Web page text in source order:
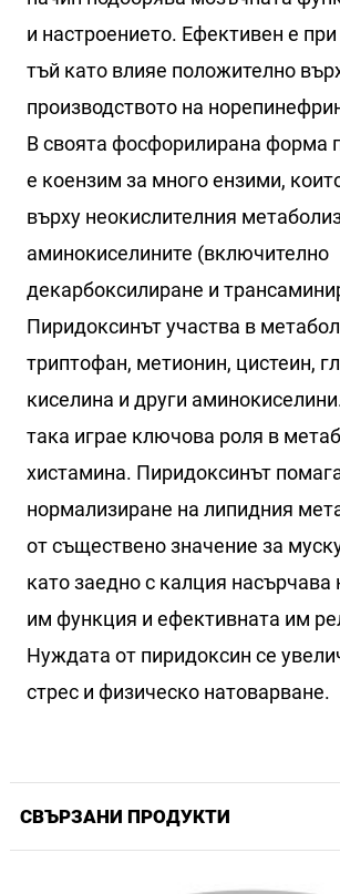
и настроението. Ефективен е
тъй като влияе положително
производството на
В своята фосфорилирана форма
е коензим за много ензими,
върху неокислителния
аминокиселините (включително
декарбоксилиране и
Пиридоксинът участва в
триптофан, метионин, цистеин,
киселина и други
така играе ключова роля в
хистамина. Пиридоксинът
нормализиране на липидния
от съществено значение за
като заедно с калция насърчава
им функция и ефективната им
Нуждата от пиридоксин се
стрес и физическо натоварване.
СВЪРЗАНИ ПРОДУКТИ